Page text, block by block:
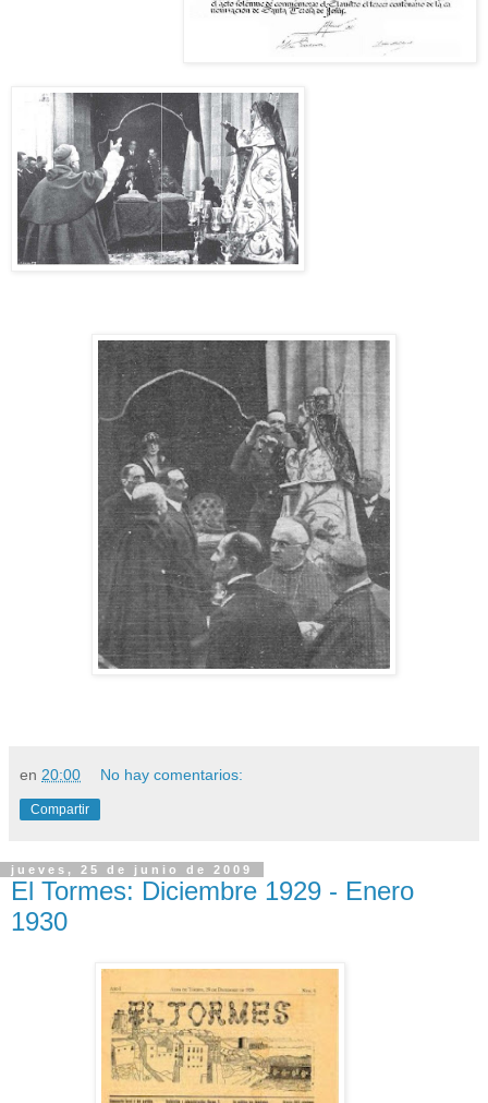
en 20:00 No hay comentarios:
Compartir
jueves, 25 de junio de 2009
El Tormes: Diciembre 1929 - Enero
1930